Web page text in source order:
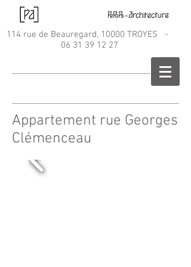
114 rue de Beauregard, 10000 TROYES -
06 31 39 12 27
Appartement rue Georges
Clémenceau